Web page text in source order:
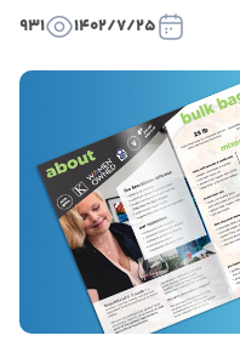
1402/7/25
931